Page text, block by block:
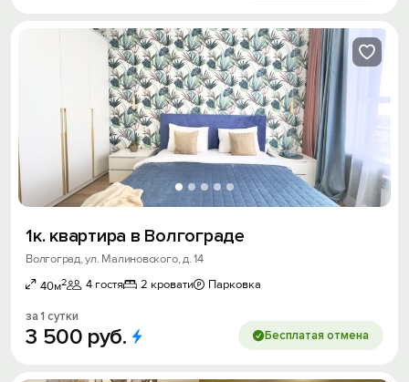
1к. квартира в Волгограде
Волгоград, ул. Малиновского, д. 14
40м2 4 гостя 2 кровати Парковка
за 1 сутки
3 500 руб. Бесплатая отмена